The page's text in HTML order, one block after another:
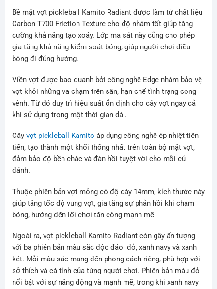
Bề mặt vợt pickleball Kamito Radiant được làm từ chất liệu
Carbon T700 Friction Texture cho độ nhám tốt giúp tăng
cường khả năng tạo xoáy. Lớp ma sát này cũng cho phép
gia tăng khả năng kiểm soát bóng, giúp người chơi điều
bóng đi đúng hướng.
Viền vợt được bao quanh bởi công nghệ Edge nhằm bảo vệ
vợt khỏi những va chạm trên sân, hạn chế tình trạng cong
vênh. Từ đó duy trì hiệu suất ổn định cho cây vợt ngay cả
khi sử dụng trong một thời gian dài.
Cây vợt pickleball Kamito áp dụng công nghệ ép nhiệt tiên
tiến, tạo thành một khối thống nhất trên toàn bộ mặt vợt,
đảm bảo độ bền chắc và đàn hồi tuyệt vời cho mỗi cú
đánh.
Thuộc phiên bản vợt mỏng có độ dày 14mm, kích thước này
giúp tăng tốc độ vung vợt, gia tăng sự phản hồi khi chạm
bóng, hướng đến lối chơi tấn công mạnh mẽ.
Ngoài ra, vợt pickleball Kamito Radiant còn gây ấn tượng
với ba phiên bản màu sắc độc đáo: đỏ, xanh navy và xanh
két. Mỗi màu sắc mang đến phong cách riêng, phù hợp với
sở thích và cá tính của từng người chơi. Phiên bản màu đỏ
nổi bật với sự năng động và mạnh mẽ, trong khi xanh navy